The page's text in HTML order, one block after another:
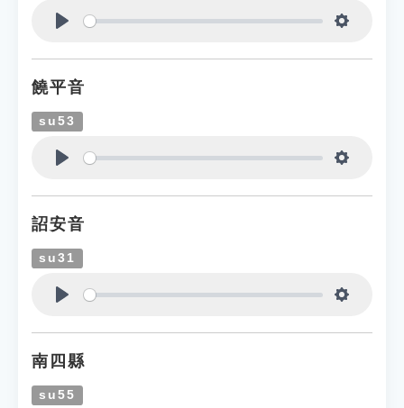
饒平音
su53
詔安音
su31
南四縣
su55